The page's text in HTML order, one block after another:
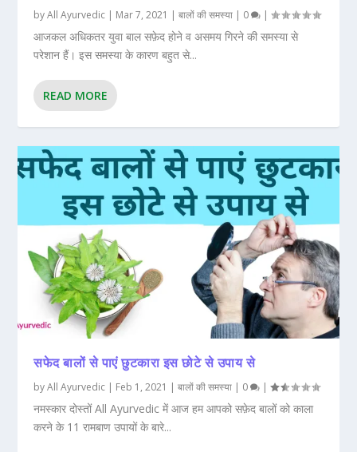
byAll Ayurvedic | Mar 7, 2021 |बालों की समस्या | 0 |
आजकल अधिकतर युवा बाल सफ़ेद होने व असमय गिरने की समस्या से
परेशान हैं। इस समस्या के कारण बहुत से...
READ MORE
सफेद बालों से पाएं छुटकारा इस छोटे से उपाय से
byAll Ayurvedic | Feb 1, 2021 |बालों की समस्या | 0 |
नमस्कार दोस्तों All Ayurvedic में आज हम आपको सफ़ेद बालों को काला
करने के 11 रामबाण उपायों के बारे...